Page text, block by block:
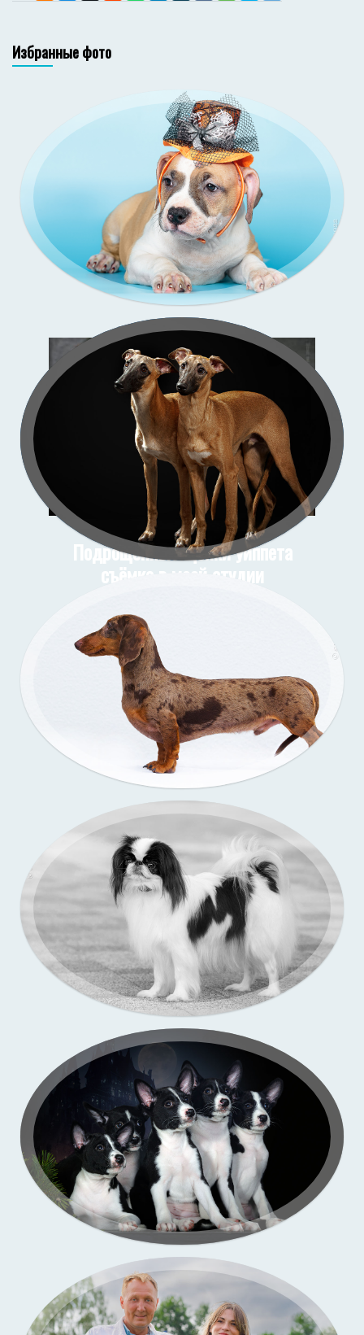
Избранные фото
Подрощенные щенки уиппета
съёмка в моей студии
Подрощенный щенок таксы
Съёмка у меня (улица)
Портфолио — выставки собак
Бассенджи. Фото щенков в моей студии